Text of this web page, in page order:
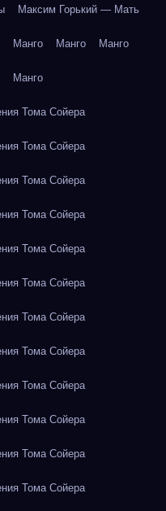
Максим Горький — Мать
Манго Манго Манго
Манго
Тома Сойера
Тома Сойера
Тома Сойера
Тома Сойера
Тома Сойера
Тома Сойера
Тома Сойера
Тома Сойера
Тома Сойера
Тома Сойера
Тома Сойера
Тома Сойера